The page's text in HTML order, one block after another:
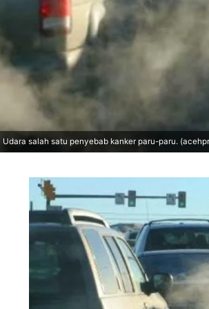
Udara salah satu penyebab kanker paru-paru.